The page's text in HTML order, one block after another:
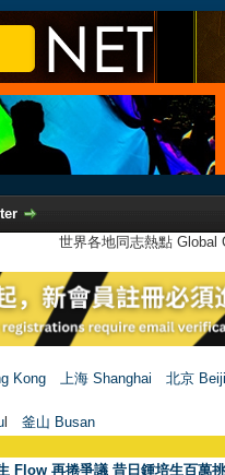
世界各地同志熱點
Kong 上海 Shanghai
北京
l 釜山 Busan
Flow 再捲爭議 昔日鍾培生百萬